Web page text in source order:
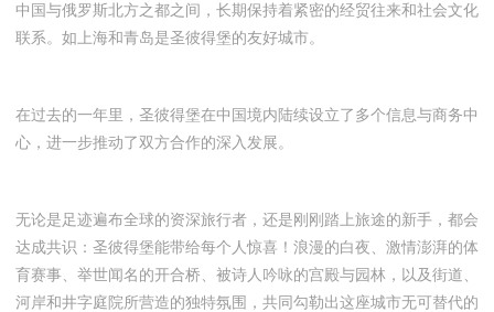
中国与俄罗斯北方之都之间，长期保持着紧密的经贸往来和社会文化
联系。如上海和青岛是圣彼得堡的友好城市。
在过去的一年里，圣彼得堡在中国境内陆续设立了多个信息与商务中
心，进一步推动了双方合作的深入发展。
无论是足迹遍布全球的资深旅行者，还是刚刚踏上旅途的新手，都会
达成共识：圣彼得堡能带给每个人惊喜！浪漫的白夜、激情澎湃的体
育赛事、举世闻名的开合桥、被诗人吟咏的宫殿与园林，以及街道、
河岸和井字庭院所营造的独特氛围，共同勾勒出这座城市无可替代的